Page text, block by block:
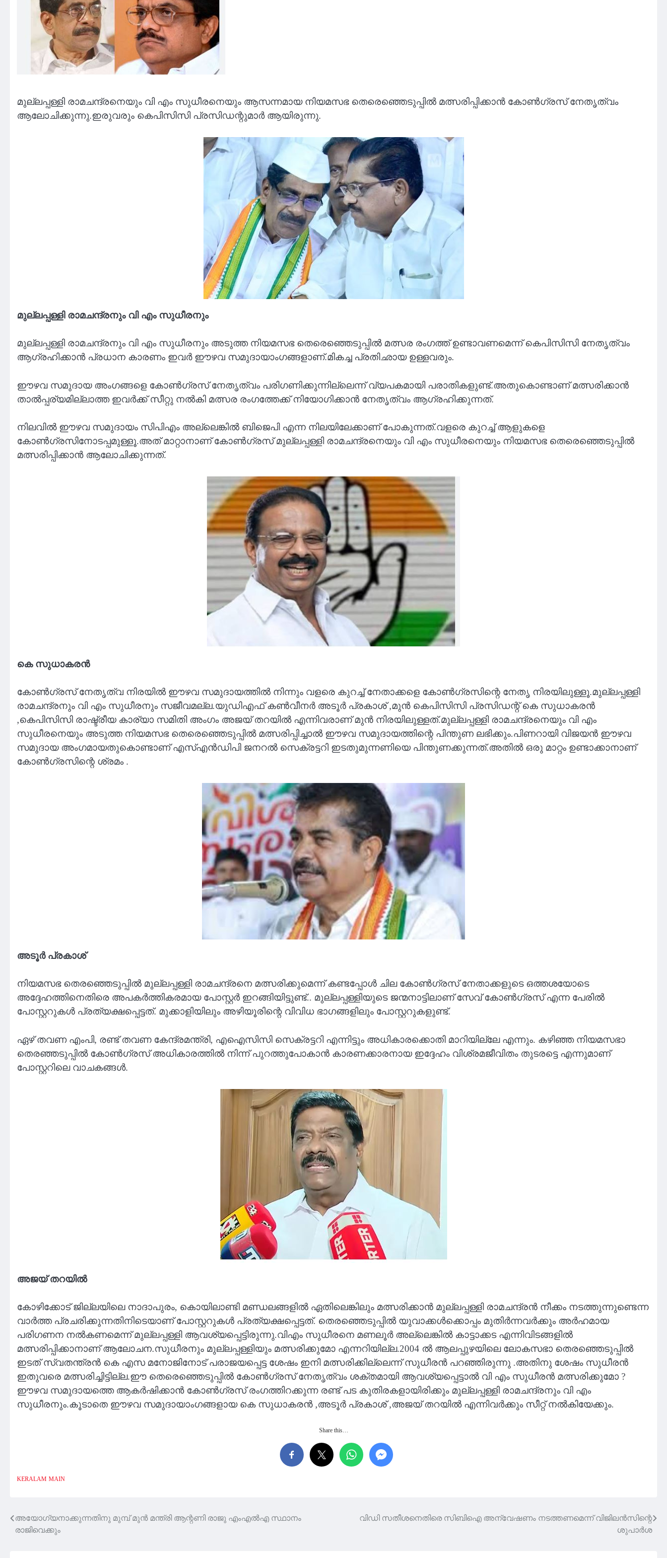
മുല്ലപ്പള്ളി രാമചന്ദ്രനെയും വി എം സുധീരനെയും ആസന്നമായ നിയമസഭ തെരെഞ്ഞെടുപ്പിൽ മത്സരിപ്പിക്കാൻ കോൺഗ്രസ് നേതൃത്വം
ആലോചിക്കുന്നു.ഇരുവരും കെപിസിസി പ്രസിഡന്റുമാർ ആയിരുന്നു.
മുല്ലപ്പള്ളി രാമചന്ദ്രനും വി എം സുധീരനും
മുല്ലപ്പള്ളി രാമചന്ദ്രനും വി എം സുധീരനും അടുത്ത നിയമസഭ തെരെഞ്ഞെടുപ്പിൽ മത്സര രംഗത്ത് ഉണ്ടാവണമെന്ന് കെപിസിസി നേതൃത്വം
ആഗ്രഹിക്കാൻ പ്രധാന കാരണം ഇവർ ഈഴവ സമുദായാംഗങ്ങളാണ്.മികച്ച പ്രതിഛായ ഉള്ളവരും.
ഈഴവ സമുദായ അംഗങ്ങളെ കോൺഗ്രസ് നേതൃത്വം പരിഗണിക്കുന്നില്ലെന്ന് വ്യപകമായി പരാതികളുണ്ട്.അതുകൊണ്ടാണ് മത്സരിക്കാൻ
താൽപ്പര്യമില്ലാത്ത ഇവർക്ക് സീറ്റു നൽകി മത്സര രംഗത്തേക്ക് നിയോഗിക്കാൻ നേതൃത്വം ആഗ്രഹിക്കുന്നത്.
നിലവിൽ ഈഴവ സമുദായം സിപിഎം അല്ലെങ്കിൽ ബിജെപി എന്ന നിലയിലേക്കാണ് പോകുന്നത്.വളരെ കുറച്ച് ആളുകളെ
കോൺഗ്രസിനോടപ്പമുള്ളൂ.അത് മാറ്റാനാണ് കോൺഗ്രസ് മുല്ലപ്പള്ളി രാമചന്ദ്രനെയും വി എം സുധീരനെയും നിയമസഭ തെരെഞ്ഞെടുപ്പിൽ
മത്സരിപ്പിക്കാൻ ആലോചിക്കുന്നത്.
കെ സുധാകരൻ
കോൺഗ്രസ് നേതൃത്വ നിരയിൽ ഈഴവ സമുദായത്തിൽ നിന്നും വളരെ കുറച്ച് നേതാക്കളെ കോൺഗ്രസിന്റെ നേതൃ നിരയിലുള്ളൂ.മുല്ലപ്പള്ളി
രാമചന്ദ്രനും വി എം സുധീരനും സജീവമല്ല.യുഡിഎഫ് കൺവീനർ അടൂർ പ്രകാശ് ,മുൻ കെപിസിസി പ്രസിഡന്റ് കെ സുധാകരൻ
,കെപിസിസി രാഷ്ട്രീയ കാര്യാ സമിതി അംഗം അജയ് തറയിൽ എന്നിവരാണ് മുൻ നിരയിലുള്ളത്.മുല്ലപ്പള്ളി രാമചന്ദ്രനെയും വി എം
സുധീരനെയും അടുത്ത നിയമസഭ തെരെഞ്ഞെടുപ്പിൽ മത്സരിപ്പിച്ചാൽ ഈഴവ സമുദായത്തിന്റെ പിന്തുണ ലഭിക്കും.പിണറായി വിജയൻ ഈഴവ
സമുദായ അംഗമായതുകൊണ്ടാണ് എസ്എൻഡിപി ജനറൽ സെക്രട്ടറി ഇടതുമുന്നണിയെ പിന്തുണക്കുന്നത്.അതിൽ ഒരു മാറ്റം ഉണ്ടാക്കാനാണ്
കോൺഗ്രസിന്റെ ശ്രമം .
അടൂർ പ്രകാശ്
നിയമസഭ തെരഞ്ഞെടുപ്പില്‍ മുല്ലപ്പള്ളി രാമചന്ദ്രനെ മത്സരിക്കുമെന്ന് കണ്ടപ്പോൾ ചില കോൺഗ്രസ് നേതാക്കളുടെ ഒത്തശയോടെ
അദ്ദേഹത്തിനെതിരെ അപകർത്തികരമായ പോസ്റ്റര്‍ ഇറങ്ങിയിട്ടുണ്ട്.. മുല്ലപ്പള്ളിയുടെ ജന്മനാട്ടിലാണ് സേവ് കോണ്‍ഗ്രസ് എന്ന പേരില്‍
പോസ്റ്ററുകള്‍ പ്രത്യക്ഷപ്പെട്ടത്. മുക്കാളിയിലും അഴിയൂരിന്റെ വിവിധ ഭാഗങ്ങളിലും പോസ്റ്ററുകളുണ്ട്.
ഏഴ് തവണ എംപി, രണ്ട് തവണ കേന്ദ്രമന്ത്രി, എഐസിസി സെക്രട്ടറി എന്നിട്ടും അധികാരക്കൊതി മാറിയില്ലേ എന്നും. കഴിഞ്ഞ നിയമസഭാ
തെരഞ്ഞടുപ്പില്‍ കോണ്‍ഗ്രസ് അധികാരത്തില്‍ നിന്ന് പുറത്തുപോകാന്‍ കാരണക്കാരനായ ഇദ്ദേഹം വിശ്രമജീവിതം തുടരട്ടെ എന്നുമാണ്
പോസ്റ്ററിലെ വാചകങ്ങള്‍.
അജയ് തറയിൽ
കോഴിക്കോട് ജില്ലയിലെ നാദാപുരം, കൊയിലാണ്ടി മണ്ഡലങ്ങളില്‍ ഏതിലെങ്കിലും മത്സരിക്കാന്‍ മുല്ലപ്പള്ളി രാമചന്ദ്രന്‍ നീക്കം നടത്തുന്നുണ്ടെന്ന
വാര്‍ത്ത പ്രചരിക്കുന്നതിനിടെയാണ് പോസ്റ്ററുകള്‍ പ്രത്യക്ഷപ്പെട്ടത്. തെരഞ്ഞെടുപ്പില്‍ യുവാക്കള്‍ക്കൊപ്പം മുതിര്‍ന്നവര്‍ക്കും അര്‍ഹമായ
പരിഗണന നല്‍കണമെന്ന് മുല്ലപ്പള്ളി ആവശ്യപ്പെട്ടിരുന്നു.വിഎം സുധീരനെ മണലൂർ അല്ലെങ്കിൽ കാട്ടാക്കട എന്നിവിടങ്ങളിൽ
മത്സരിപ്പിക്കാനാണ് ആലോചന.സുധീരനും മുല്ലപ്പള്ളിയും മത്സരിക്കുമോ എന്നറിയില്ല.2004 ൽ ആലപ്പുഴയിലെ ലോകസഭാ തെരഞ്ഞെടുപ്പിൽ
ഇടത് സ്വതന്ത്രൻ കെ എസ മനോജിനോട് പരാജയപ്പെട്ട ശേഷം ഇനി മത്സരിക്കില്ലെന്ന് സുധീരൻ പറഞ്ഞിരുന്നു .അതിനു ശേഷം സുധീരൻ
ഇതുവരെ മത്സരിച്ചിട്ടില്ല.ഈ തെരെഞ്ഞെടുപ്പിൽ കോൺഗ്രസ് നേതൃത്വം ശക്തമായി ആവശ്യപ്പെട്ടാൽ വി എം സുധീരൻ മത്സരിക്കുമോ ?
ഈഴവ സമുദായത്തെ ആകർഷിക്കാൻ കോൺഗ്രസ് രംഗത്തിറക്കുന്ന രണ്ട് പട കുതിരകളായിരിക്കും മുല്ലപ്പള്ളി രാമചന്ദ്രനും വി എം
സുധീരനും.കൂടാതെ ഈഴവ സമുദായാംഗങ്ങളായ കെ സുധാകരൻ ,അടൂർ പ്രകാശ് ,അജയ് തറയിൽ എന്നിവർക്കും സീറ്റ് നൽകിയേക്കും.
Share this…
KERALAM MAIN
Post
navigation
അയോഗ്യനാക്കുന്നതിനു മുമ്പ് മുൻ മന്ത്രി ആന്റണി രാജു എംഎൽഎ സ്ഥാനം
രാജിവെക്കും
വിഡി സതീശനെതിരെ സിബിഐ അന്വേഷണം നടത്തണമെന്ന് വിജിലന്‍സിന്റെ
ശുപാര്‍ശ